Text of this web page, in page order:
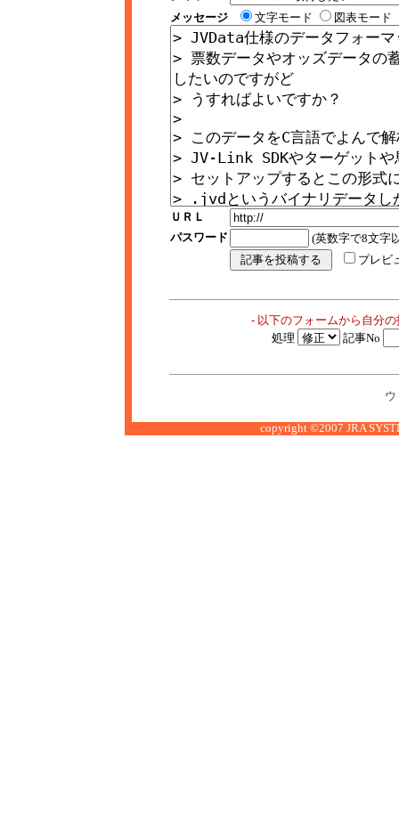
メッセージ
文字モード 図表モード
ＵＲＬ
パスワード
(英数字で8文字
プレビ
- 以下のフォームから自分
処理
記事No
copyright ©2007 JRA